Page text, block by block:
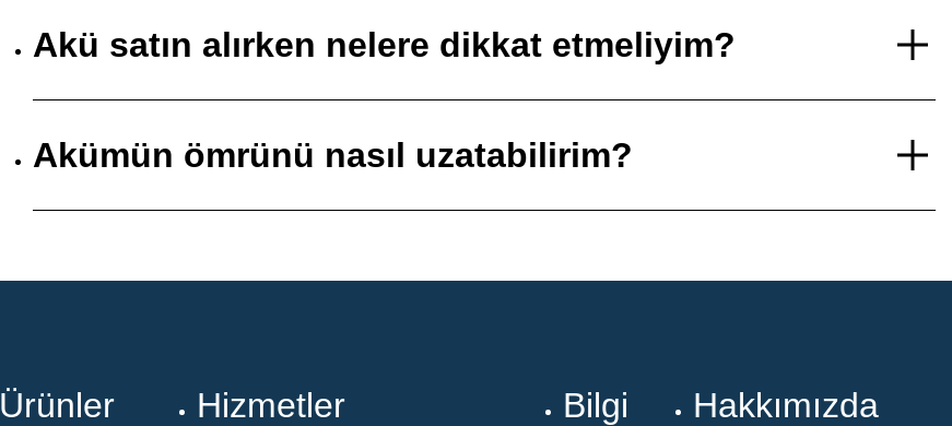
Akü satın alırken nelere dikkat etmeliyim?
Akümün ömrünü nasıl uzatabilirim?
Ürünler Hizmetler Bilgi Hakkımızda